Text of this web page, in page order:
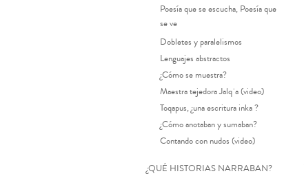
Poesía que se escucha, Poesía que
se ve
Dobletes y paralelismos
Lenguajes abstractos
¿Cómo se muestra?
Maestra tejedora Jalq´a (video)
Toqapus, ¿una escritura inka ?
¿Cómo anotaban y sumaban?
Contando con nudos (video)
¿QUÉ HISTORIAS NARRABAN?